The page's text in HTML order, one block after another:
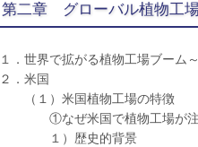
第二章 グローバル植物工
１．世界で拡がる植物工場ブーム
２．米国
（１）米国植物工場の特徴
①なぜ米国で植物工場が注目
１）歴史的背景